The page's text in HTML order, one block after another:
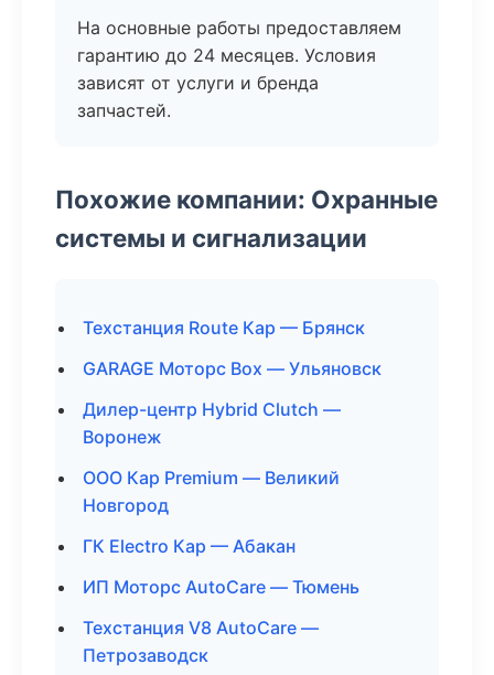
На основные работы предоставляем
гарантию до 24 месяцев. Условия
зависят от услуги и бренда
запчастей.
Похожие компании: Охранные
системы и сигнализации
Техстанция Route Кар — Брянск
GARAGE Моторс Box — Ульяновск
Дилер-центр Hybrid Clutch —
Воронеж
ООО Кар Premium — Великий
Новгород
ГК Electro Кар — Абакан
ИП Моторс AutoCare — Тюмень
Техстанция V8 AutoCare —
Петрозаводск